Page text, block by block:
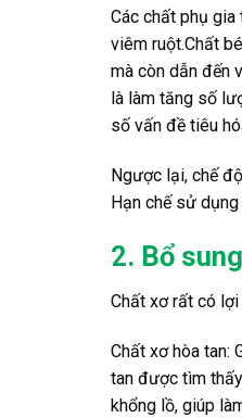
Các chất phụ
viêm ruột.Chất
mà còn dẫn đến
là làm tăng số
số vấn đề tiêu
Ngược lại, chế
Hạn chế sử
2. Bổ
Chất xơ rất có lợi
Chất xơ hòa tan:
tan được tìm
khổng lồ, giúp